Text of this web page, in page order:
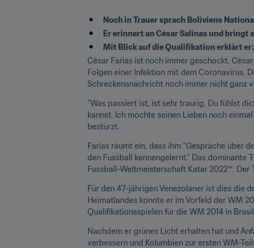
Noch in Trauer sprach Boliviens
Er erinnert an César Salinas und bringt
Mit Blick auf die Qualifikation erklärt
César Farías ist noch immer geschockt.
Folgen einer Infektion mit dem Coronavirus.
Schreckensnachricht noch immer nicht ganz
"Was passiert ist, ist sehr traurig. Du fühlst
kannst. Ich möchte seinen Lieben noch
bestürzt.
Farías räumt ein, dass ihm "Gespräche über
den Fussball kennengelernt." Das dominante
Fussball-Weltmeisterschaft Katar 2022™.
Für den 47-jährigen Venezolaner ist dies die
Heimatlandes konnte er im Vorfeld der WM
Qualifikationsspielen für die WM 2014 in
Nachdem er grünes Licht erhalten hat und
verbessern und Kolumbien zur ersten WM-